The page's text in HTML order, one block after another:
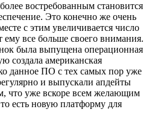
востребованным становится
Это конечно же очень
с этим увеличивается число
все больше своего внимания.
была выпущена операционная
создала американская
данное ПО с тех самых пор уже
и выпускали апдейты
что уже вскоре всем желающим
есть новую платформу для